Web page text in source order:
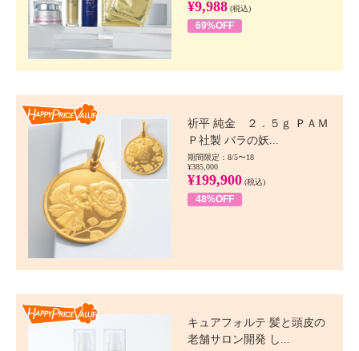
¥9,988 (税込)
69%OFF
祈平 純金 ２．５ｇ ＰＡＭ
Ｐ社製 バラの妖...
期間限定：8/5〜18
¥385,000
¥199,900 (税込)
48%OFF
キュアフォルテ 髪と頭皮の
老舗サロン開発 し...